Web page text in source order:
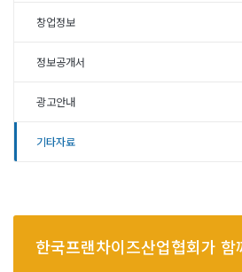
창업정보
정보공개서
광고안내
기타자료
한국프랜차이즈산업협회가 함